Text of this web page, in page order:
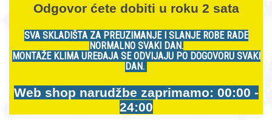
Odgovor ćete dobiti u roku 2 sata
SVA SKLADIŠTA ZA PREUZIMANJE I SLANJE ROBE RADE
NORMALNO SVAKI DAN.
MONTAŽE KLIMA UREĐAJA SE ODVIJAJU PO DOGOVORU SVAKI
DAN.
Web shop narudžbe zaprimamo: 00:00 -
24:00